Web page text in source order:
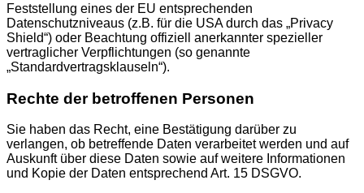
Feststellung eines der EU entsprechenden
Datenschutzniveaus (z.B. für die USA durch das „Privacy
Shield“) oder Beachtung offiziell anerkannter spezieller
vertraglicher Verpflichtungen (so genannte
„Standardvertragsklauseln“).
Rechte der betroffenen Personen
Sie haben das Recht, eine Bestätigung darüber zu
verlangen, ob betreffende Daten verarbeitet werden und auf
Auskunft über diese Daten sowie auf weitere Informationen
und Kopie der Daten entsprechend Art. 15 DSGVO.